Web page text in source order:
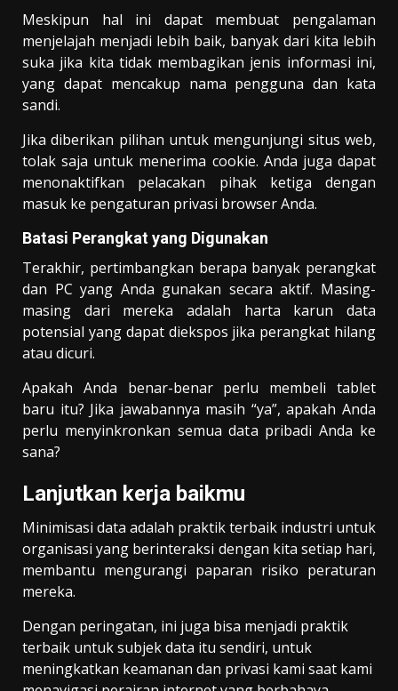
Meskipun hal ini dapat membuat pengalaman
menjelajah menjadi lebih baik, banyak dari kita lebih
suka jika kita tidak membagikan jenis informasi ini,
yang dapat mencakup nama pengguna dan kata
sandi.
Jika diberikan pilihan untuk mengunjungi situs web,
tolak saja untuk menerima cookie. Anda juga dapat
menonaktifkan pelacakan pihak ketiga dengan
masuk ke pengaturan privasi browser Anda.
Batasi Perangkat yang Digunakan
Terakhir, pertimbangkan berapa banyak perangkat
dan PC yang Anda gunakan secara aktif. Masing-
masing dari mereka adalah harta karun data
potensial yang dapat diekspos jika perangkat hilang
atau dicuri.
Apakah Anda benar-benar perlu membeli tablet
baru itu? Jika jawabannya masih “ya”, apakah Anda
perlu menyinkronkan semua data pribadi Anda ke
sana?
Lanjutkan kerja baikmu
Minimisasi data adalah praktik terbaik industri untuk
organisasi yang berinteraksi dengan kita setiap hari,
membantu mengurangi paparan risiko peraturan
mereka.
Dengan peringatan, ini juga bisa menjadi praktik
terbaik untuk subjek data itu sendiri, untuk
meningkatkan keamanan dan privasi kami saat kami